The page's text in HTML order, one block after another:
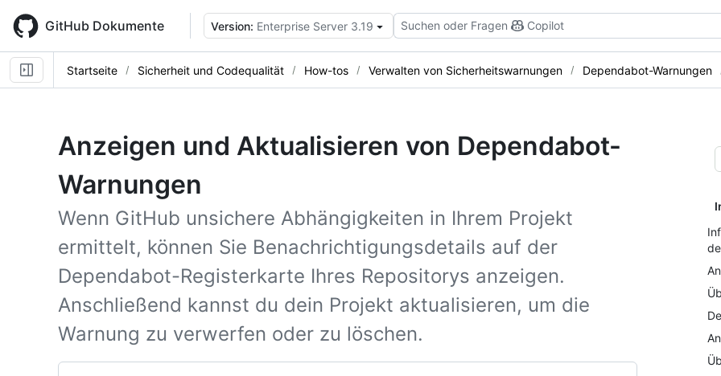
main
content
GitHub Dokumente Version: Enterprise Server 3.19 Suchen oder Fragen Copilot
Startseite Sicherheit und Codequalität How-tos Verwalten von Sicherheitswarnungen Dependabot-Warnungen
Anzeigen und Aktualisieren von Dependabot-
Warnungen
Wenn GitHub unsichere Abhängigkeiten in Ihrem Projekt
ermittelt, können Sie Benachrichtigungsdetails auf der
Dependabot-Registerkarte Ihres Repositorys anzeigen.
Anschließend kannst du dein Projekt aktualisieren, um die
Warnung zu verwerfen oder zu löschen.